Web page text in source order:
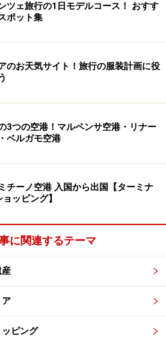
ペイン王家のバラ色の「王宮」
ン・カルロ劇場」など、ナポリの
える建築遺産が建ち並ぶ一角にあ
業1860年、詩人ダンヌンツィオ
立役者で・フィリッポなど、ナポ
れた由緒正しい老舗です。
レリア」を手がけた建築家アント
豪華な内装が当時のまま残る名店
を！
りの入り口、トリステ・エ・トレ
ツェ旅行の1日モデルコース！ おすす
ポット集
のお天気サイト！旅行の服装計画に役
3つの空港！マルペンサ空港・リナー
ベルガモ空港
チーノ空港 入国から出国【ターミナ
ッピング】
に関連するテーマ
産
ア
ピング